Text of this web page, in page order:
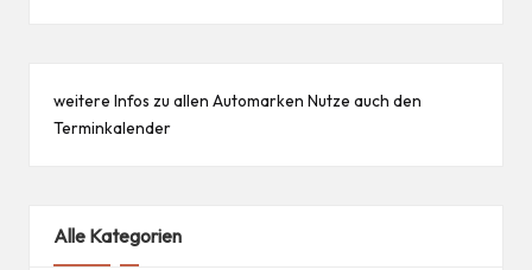
weitere Infos zu allen Automarken Nutze auch den
Terminkalender
Alle Kategorien